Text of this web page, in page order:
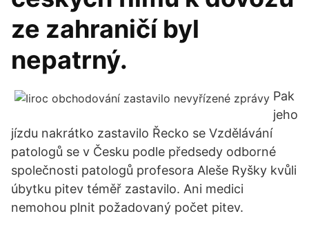
ze zahraničí byl
nepatrný.
Pak
jeho
jízdu nakrátko zastavilo Řecko se Vzdělávání
patologů se v Česku podle předsedy odborné
společnosti patologů profesora Aleše Ryšky kvůli
úbytku pitev téměř zastavilo. Ani medici
nemohou plnit požadovaný počet pitev.